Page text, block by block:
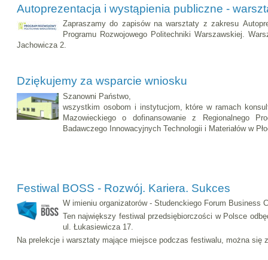
Autoprezentacja i wystąpienia publiczne -
Zapraszamy do zapisów na warsztaty z zakresu
Programu Rozwojowego Politechniki Warszawskiej.
Jachowicza 2.
Dziękujemy za wsparcie wniosku
Szanowni Państwo,
wszystkim osobom i instytucjom, które w ramach
Mazowieckiego o dofinansowanie z Regionalnego
Badawczego Innowacyjnych Technologii i Materiałów w
Festiwal BOSS - Rozwój. Kariera. Sukces
W imieniu organizatorów - Studenckiego Forum Business
Ten największy festiwal przedsiębiorczości w Polsce
ul. Łukasiewicza 17.
Na prelekcje i warsztaty mające miejsce podczas festiwalu, można się